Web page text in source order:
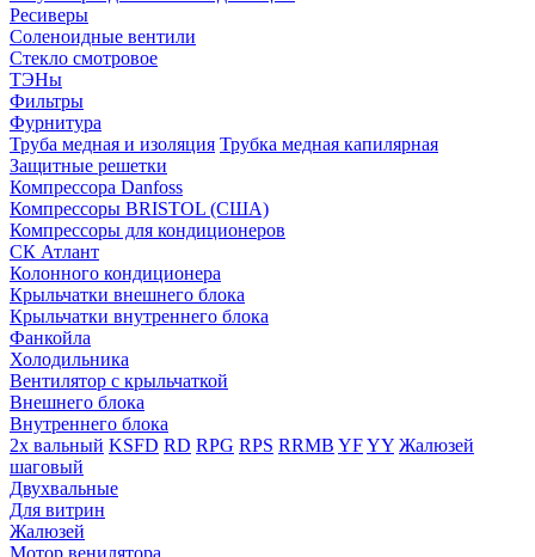
Ресиверы
Соленоидные вентили
Стекло смотровое
ТЭНы
Фильтры
Фурнитура
Труба медная и изоляция Трубка медная капилярная
Защитные решетки
Компрессора Danfoss
Компрессоры BRISTOL (США)
Компрессоры для кондиционеров
СК Атлант
Колонного кондиционера
Крыльчатки внешнего блока
Крыльчатки внутреннего блока
Фанкойла
Холодильника
Вентилятор с крыльчаткой
Внешнего блока
Внутреннего блока
2х вальный KSFD RD RPG RPS RRMB YFYY Жалюзей
шаговый
Двухвальные
Для витрин
Жалюзей
Мотор венилятора